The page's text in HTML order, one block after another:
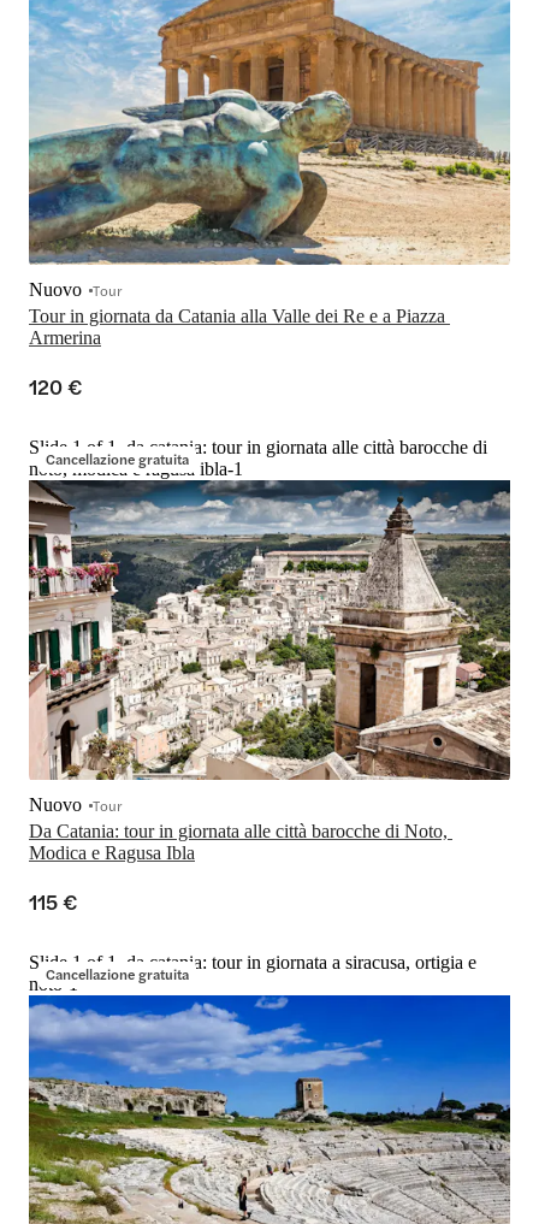
Tour in giornata da Catania alla Valle dei Re e a Piazza
Armerina
Nuovo Tour
120 €
Cancellazione gratuita
Slide 1 of 1, da catania: tour in giornata alle città barocche di
noto, modica e ragusa ibla-1
Da Catania: tour in giornata alle città barocche di Noto,
Modica e Ragusa Ibla
Nuovo Tour
115 €
Cancellazione gratuita
Slide 1 of 1, da catania: tour in giornata a siracusa, ortigia e
noto-1